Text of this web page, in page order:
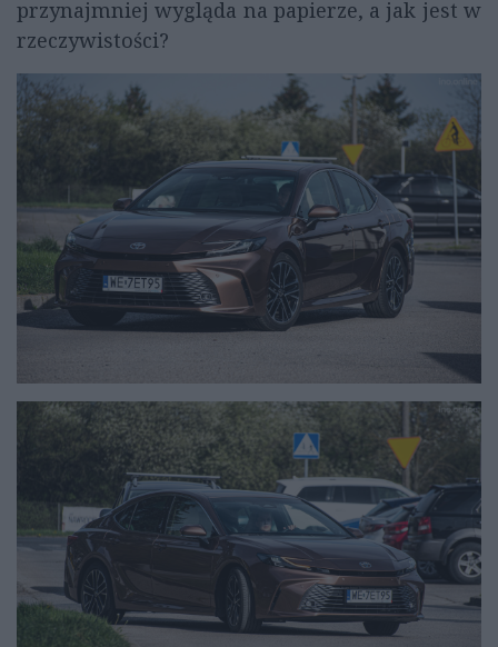
przynajmniej wygląda na papierze, a jak jest w
rzeczywistości?